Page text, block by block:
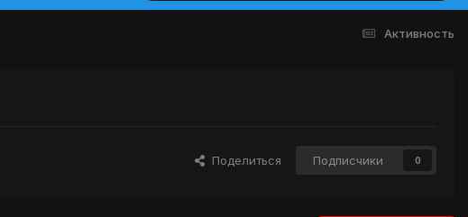
Активность
Поделиться Подписчики 0